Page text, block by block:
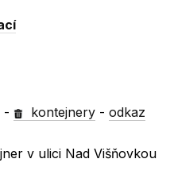
- kontejnery -odkaz
v ulici Nad Višňovkou